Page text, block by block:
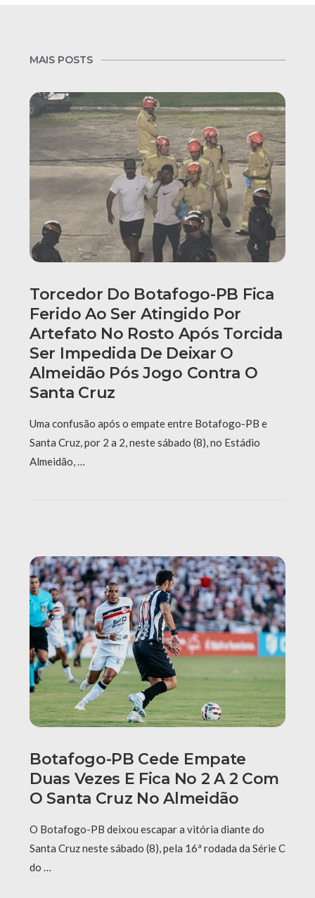
MAIS POSTS
Torcedor Do Botafogo-PB Fica
Ferido Ao Ser Atingido Por
Artefato No Rosto Após Torcida
Ser Impedida De Deixar O
Almeidão Pós Jogo Contra O
Santa Cruz
Uma confusão após o empate entre Botafogo-PB e
Santa Cruz, por 2 a 2, neste sábado (8), no Estádio
Almeidão, …
Botafogo-PB Cede Empate
Duas Vezes E Fica No 2 A 2 Com
O Santa Cruz No Almeidão
O Botafogo-PB deixou escapar a vitória diante do
Santa Cruz neste sábado (8), pela 16ª rodada da Série C
do …